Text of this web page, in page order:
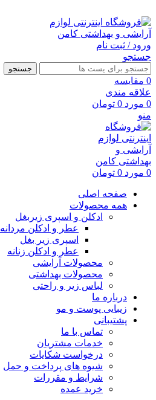
ورود / ثبت نام
جستجو
جستجو
0 مقايسه
علاقه مندی
0 مورد 0 تومان
منو
0 مورد 0 تومان
صفحه اصلی
همه محصولات
ادکلن و اسپری زیربغل
عطر و ادکلن مردانه
اسپری زیر بغل
عطر و ادکلن زنانه
محصولات آرایشی
محصولات بهداشتی
لباس زیر و راحتی
درباره ما
زیبایی پوست و مو
پشتیبانی
تماس با ما
خدمات مشتریان
درخواست شکایات
شیوه های پرداخت و حمل
شرایط و مقررات
خرید عمده